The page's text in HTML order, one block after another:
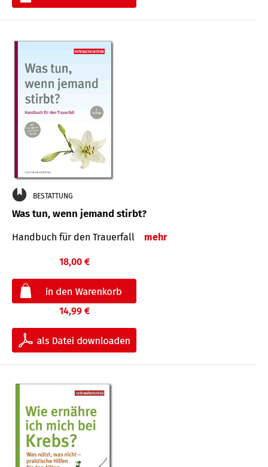
BESTATTUNG
Was tun, wenn jemand stirbt?
Handbuch für den Trauerfall mehr
18,00 €
14,99 €